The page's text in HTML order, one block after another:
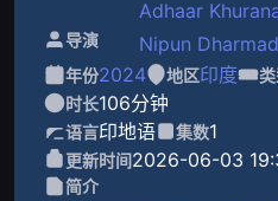
Adhaar
导演 Nipun
年份2024 地区印度 类
时长106分钟
语言印地语 集数1
更新时间2026-06-03
简介